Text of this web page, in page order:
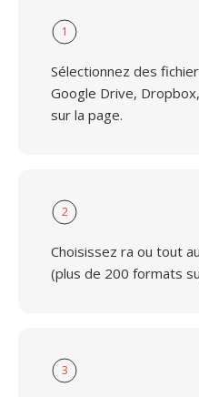
1
Sélectionnez des
Google Drive,
sur la page.
2
Choisissez ra ou tout
(plus de 200 formats
3